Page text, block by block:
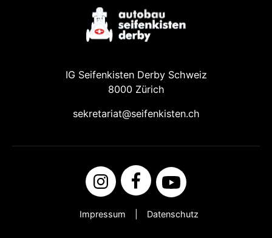
IG Seifenkisten Derby Schweiz
8000 Zürich
sekretariat@seifenkisten.ch
Impressum Datenschutz